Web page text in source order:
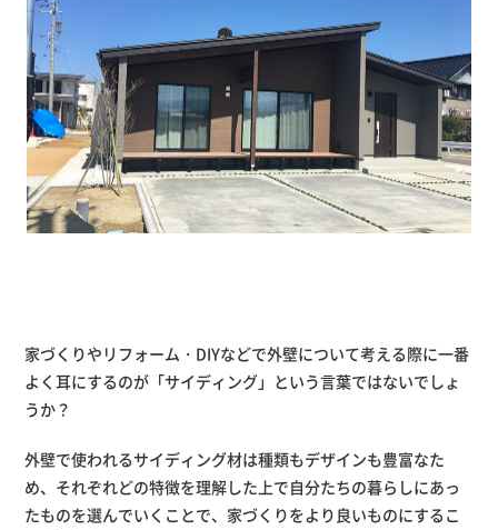
家づくりやリフォーム・DIYなどで外壁について考える際に一番
よく耳にするのが「サイディング」という言葉ではないでしょ
うか？
外壁で使われるサイディング材は種類もデザインも豊富なた
め、それぞれどの特徴を理解した上で自分たちの暮らしにあっ
たものを選んでいくことで、家づくりをより良いものにするこ